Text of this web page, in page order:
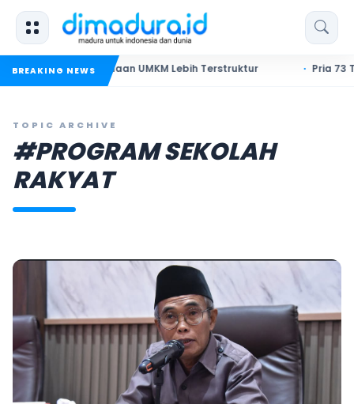
BREAKING NEWS
Pembinaan UMKM Lebih Terstruktur Pria 73 Tahun di
TOPIC ARCHIVE
#PROGRAM SEKOLAH
RAKYAT